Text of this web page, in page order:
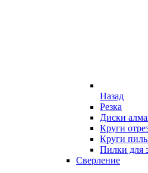
Назад
Резка
Диски
Круги
Круги
Пилки для
Сверление